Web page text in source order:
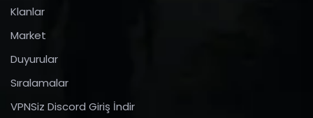
Klanlar
Market
Duyurular
Sıralamalar
VPNSiz Discord Giriş İndir